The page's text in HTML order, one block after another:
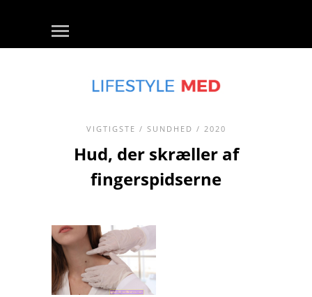
VIGTIGSTE / SUNDHED / 2020
Hud, der skræller af
fingerspidserne